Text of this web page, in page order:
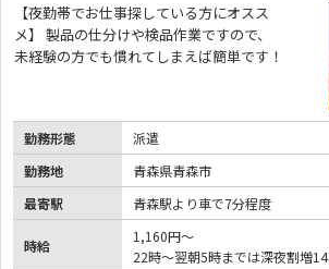
【夜勤帯でお仕事探している方にオスス
メ】 製品の仕分けや検品作業ですので、
未経験の方でも慣れてしまえば簡単です！
勤務形態
派遣
勤務地
青森県青森市
最寄駅
青森駅より車で7分程度
時給
1,160円～
22時～翌朝5時までは深夜割増